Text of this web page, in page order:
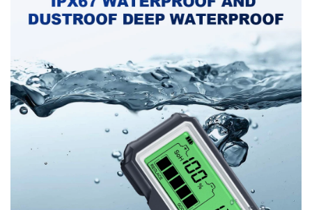
u
o
m
a
q